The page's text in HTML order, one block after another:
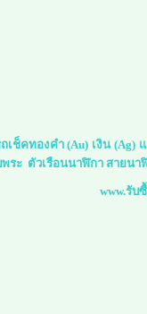
เช็คทองคำ (Au) เงิน
ระ ตัวเรือนนาฬิกา สายน
www.รับ